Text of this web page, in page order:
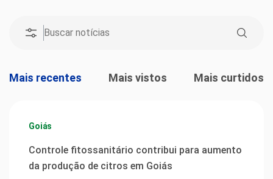
Mais recentes Mais vistos Mais curtidos
Goiás
Controle fitossanitário contribui para aumento
da produção de citros em Goiás